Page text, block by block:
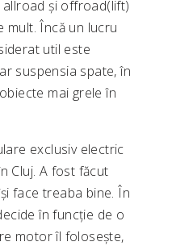
și offroad(lift)
mult. Încă un lucru
util este
suspensia spate, în
mai grele în
exclusiv electric
Cluj. A fost făcut
face treaba bine. În
în funcție de o
motor îl folosește,